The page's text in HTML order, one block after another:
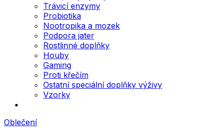
Trávicí enzymy
Probiotika
Nootropika a mozek
Podpora jater
Rostlinné doplňky
Houby
Gaming
Proti křečím
Ostatní speciální doplňky výživy
Vzorky
Oblečení